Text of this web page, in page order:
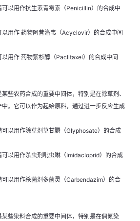
可以用作抗生素青霉素（Penicillin）的合成中
以用作 药物阿昔洛韦（Acyclovir）的合成中间
以用作 药物紫杉醇（Paclitaxel）的合成中间
某些农药合成的重要中间体，特别是在除草剂、
。它可以作为起始原料，通过进一步反应生成
可以用作除草剂草甘膦（Glyphosate）的合成
可以用作杀虫剂吡虫啉（Imidacloprid）的合成
可以用作杀菌剂多菌灵（Carbendazim）的合
某些染料合成的重要中间体，特别是在偶氮染